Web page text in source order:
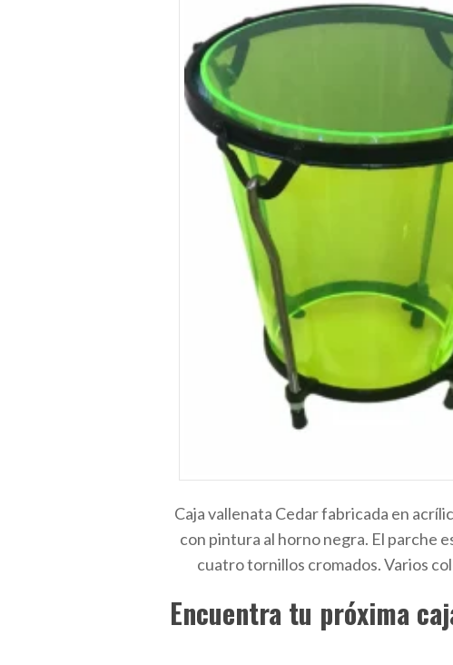
Caja vallenata Cedar fabricada en
con pintura al horno negra. El parche
cuatro tornillos cromados. Varios
Encuentra tu próxima